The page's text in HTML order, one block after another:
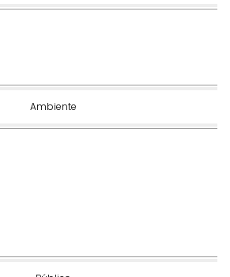
Ambiente